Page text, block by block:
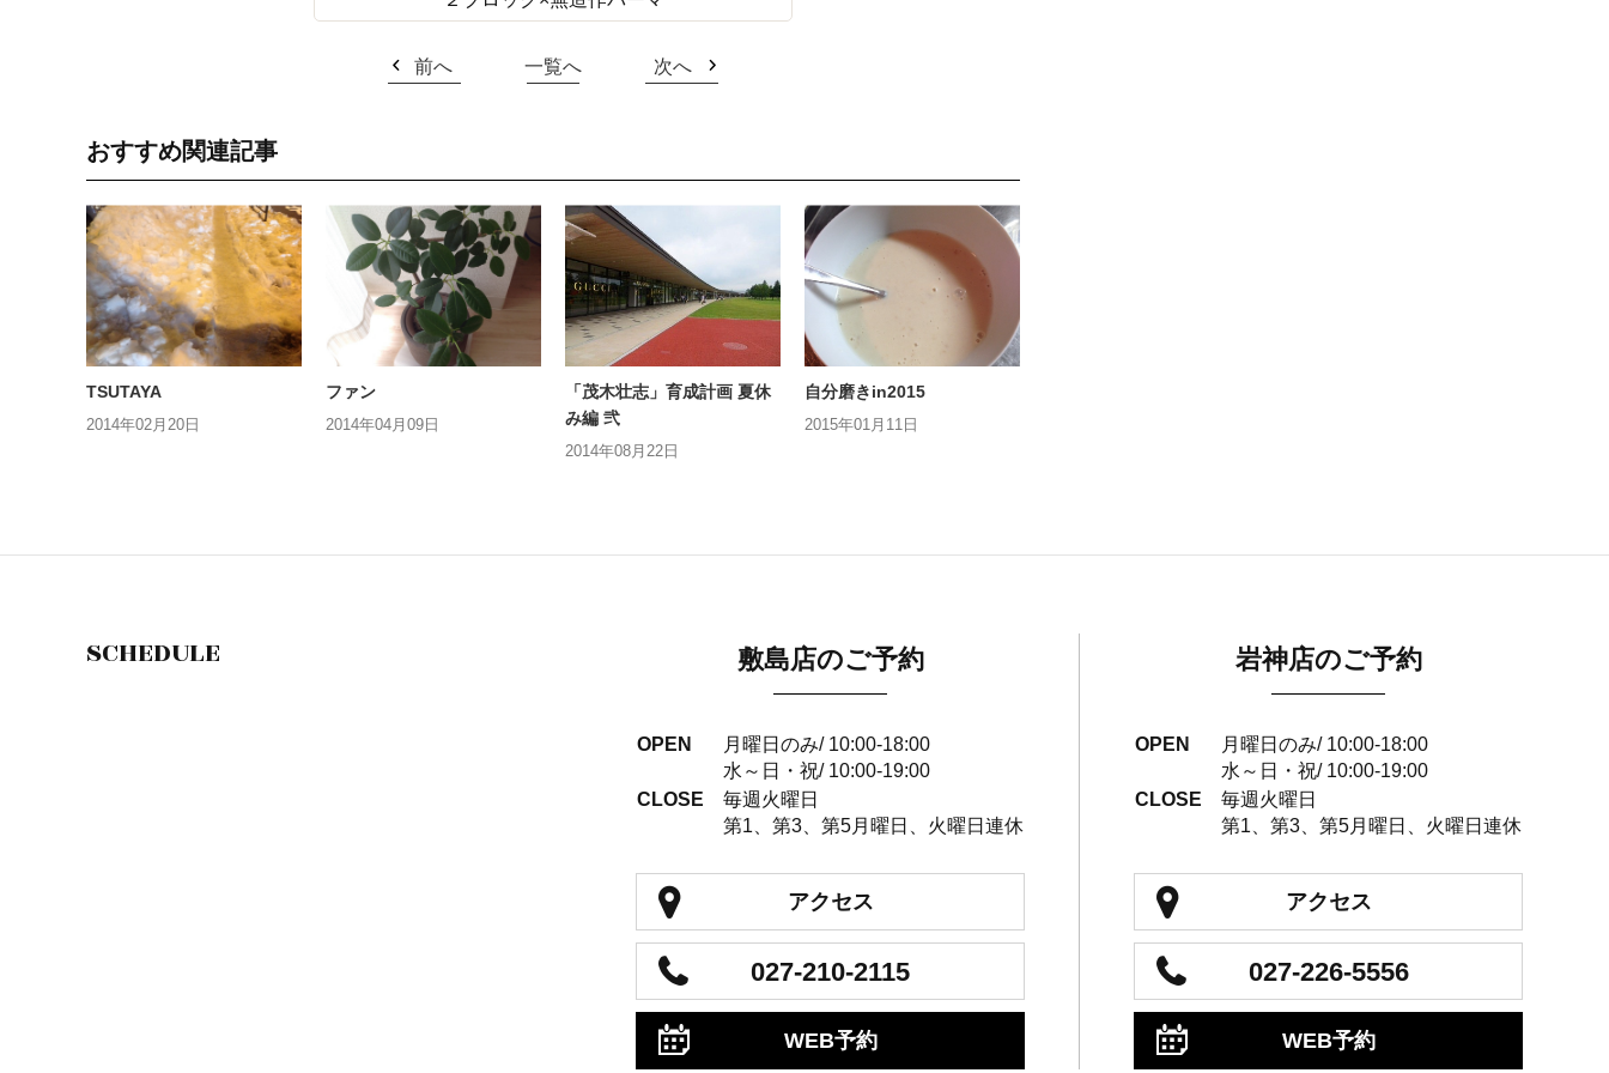
前へ 一覧へ 次へ
おすすめ関連記事
TSUTAYA
2014年02月20日
ファン
2014年04月09日
「茂木壮志」育成計画 夏休
み編 弐
2014年08月22日
自分磨きin2015
2015年01月11日
SCHEDULE 敷島店のご予約
OPEN
月曜日のみ/ 10:00-18:00
水～日・祝/ 10:00-19:00
CLOSE
毎週火曜日
第1、第3、第5月曜日、火曜日連休
アクセス
027-210-2115
WEB予約
岩神店のご予約
OPEN
月曜日のみ/ 10:00-18:00
水～日・祝/ 10:00-19:00
CLOSE
毎週火曜日
第1、第3、第5月曜日、火曜日連休
アクセス
027-226-5556
WEB予約